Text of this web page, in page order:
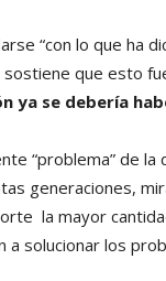
“con lo que ha
sostiene que esto
ya se debería
“problema” de la
generaciones,
la mayor
solucionar los